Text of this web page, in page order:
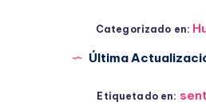
Categorizado en:
Última
Etiquetado en: